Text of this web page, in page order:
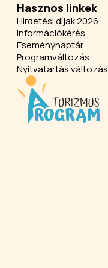
Hasznos linkek
Hirdetési díjak 2026
Információkérés
Eseménynaptár
Programváltozás
Nyitvatartás változás